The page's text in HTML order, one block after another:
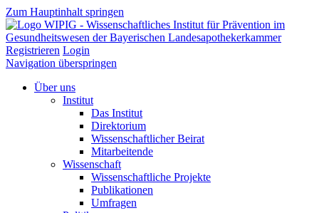
Zum Hauptinhalt springen
Registrieren Login
Navigation überspringen
Über uns
Institut
Das Institut
Direktorium
Wissenschaftlicher Beirat
Mitarbeitende
Wissenschaft
Wissenschaftliche Projekte
Publikationen
Umfragen